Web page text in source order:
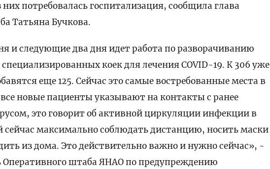
потребовалась госпитализация, сообщила глава
Татьяна Бучкова.
и следующие два дня идет работа по разворачиванию
коек для лечения COVID-19. К 306 уже
еще 125. Сейчас это самые востребованные места в
новые пациенты указывают на контакты с ранее
это говорит об активной циркуляции инфекции в
сейчас максимально соблюдать дистанцию, носить маски
из дома. Это действительно важно и нужно сейчас», -
Оперативного штаба ЯНАО по предупреждению